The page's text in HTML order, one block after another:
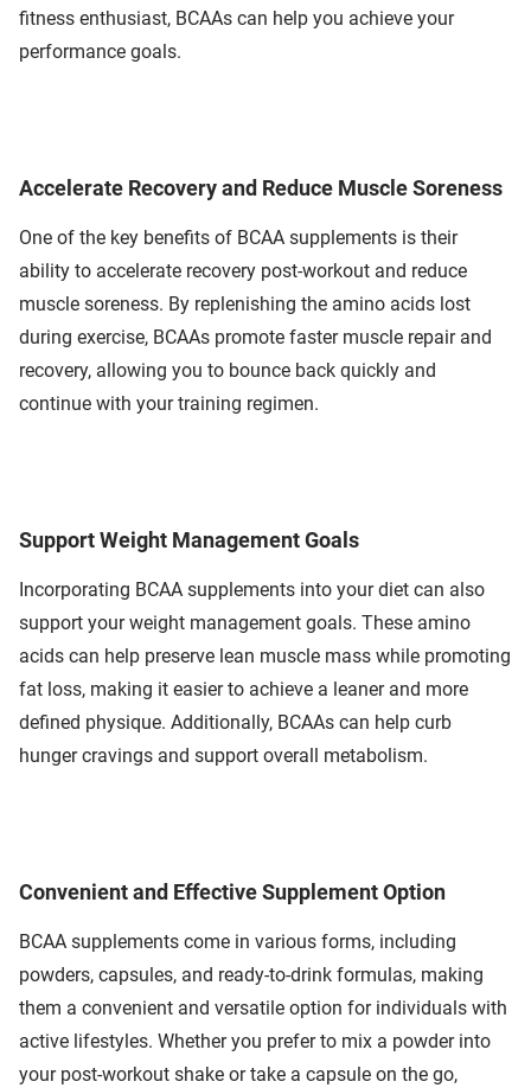
fitness enthusiast, BCAAs can help you achieve your
performance goals.
Accelerate Recovery and Reduce Muscle Soreness
One of the key benefits of BCAA supplements is their
ability to accelerate recovery post-workout and reduce
muscle soreness. By replenishing the amino acids lost
during exercise, BCAAs promote faster muscle repair and
recovery, allowing you to bounce back quickly and
continue with your training regimen.
Support Weight Management Goals
Incorporating BCAA supplements into your diet can also
support your weight management goals. These amino
acids can help preserve lean muscle mass while promoting
fat loss, making it easier to achieve a leaner and more
defined physique. Additionally, BCAAs can help curb
hunger cravings and support overall metabolism.
Convenient and Effective Supplement Option
BCAA supplements come in various forms, including
powders, capsules, and ready-to-drink formulas, making
them a convenient and versatile option for individuals with
active lifestyles. Whether you prefer to mix a powder into
your post-workout shake or take a capsule on the go,